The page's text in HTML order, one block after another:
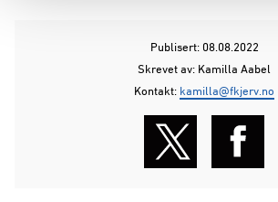
Publisert: 08.08.2022
Skrevet av: Kamilla Aabel
Kontakt: kamilla@fkjerv.no